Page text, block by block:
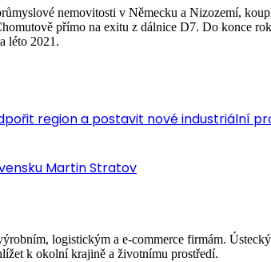
nemovitosti v Německu a Nizozemí,
přímo na exitu z dálnice D7. Do konce
léto 2021.
region a postavit nové industriální
Martin Stratov
logistickým a e-commerce firmám.
k okolní krajině a životnímu prostředí.